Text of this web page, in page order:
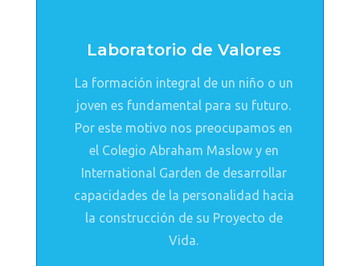
Laboratorio de Valores
La formación integral de un niño o un
joven es fundamental para su futuro.
Por este motivo nos preocupamos en
el Colegio Abraham Maslow y en
International Garden de desarrollar
capacidades de la personalidad hacia
la construcción de su Proyecto de
Vida.